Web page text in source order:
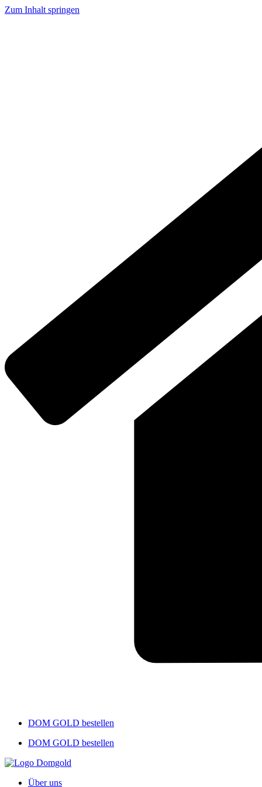
Zum Inhalt springen
DOM GOLD bestellen
DOM GOLD bestellen
Über uns